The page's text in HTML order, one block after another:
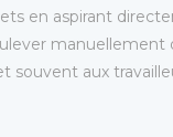
en aspirant
aux